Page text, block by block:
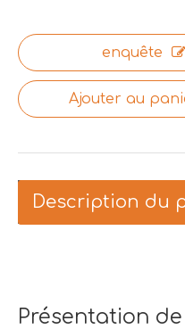
enquête
Ajouter au
Description du
Présentation